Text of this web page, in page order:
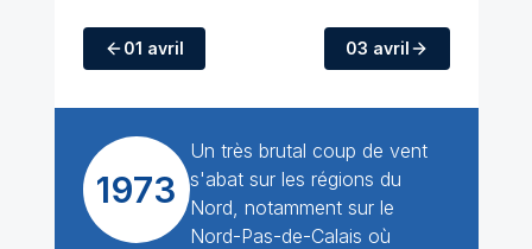
01 avril 03 avril
1973
Un très brutal coup de vent
s'abat sur les régions du
Nord, notamment sur le
Nord-Pas-de-Calais où